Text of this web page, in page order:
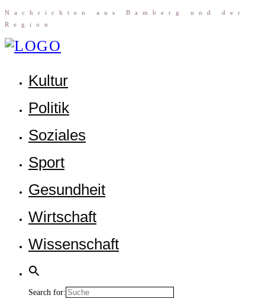
Nach­rich­ten aus Bam­berg und der
Region
Kul­tur
Poli­tik
Sozia­les
Sport
Gesund­heit
Wirt­schaft
Wis­sen­schaft
Search for: